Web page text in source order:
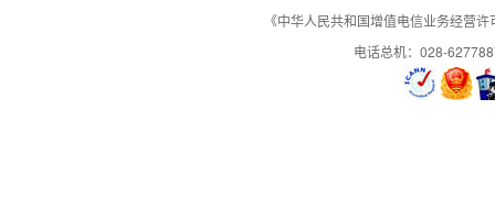
《中华人民共和国增值电信业务经营
电话总机：028-